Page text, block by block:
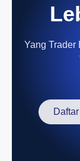
Yang Trader